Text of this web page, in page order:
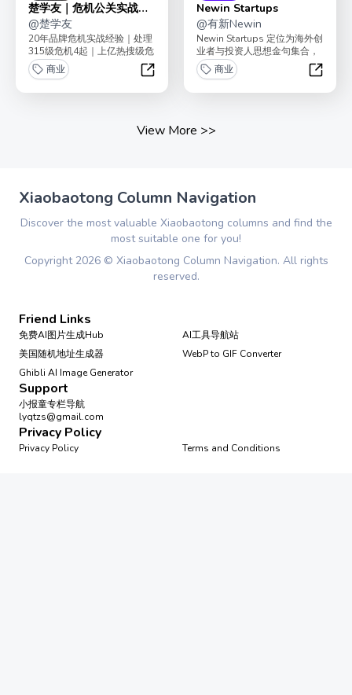
楚学友｜危机公关实战手
册
@楚学友
20年品牌危机实战经验｜处理
315级危机4起｜上亿热搜级危
机18起 前｜西贝品牌公关VP
锅圈食汇...
商业
楚学友｜危机公关实战手册
Newin Startups
@有新Newin
Newin Startups 定位为海外创
业者与投资人思想金句集合，
没有长篇大论，主要
以“Quest...
商业
Newin
View More >>
Xiaobaotong Column Navigation
Discover the most valuable Xiaobaotong columns and find the
most suitable one for you!
Copyright 2026© Xiaobaotong Column Navigation. All rights
reserved.
Friend Links
免费AI图片生成Hub
AI工具导航站
美国随机地址生成器
WebP to GIF Converter
Ghibli AI Image Generator
Support
小报童专栏导航
lyqtzs@gmail.com
Privacy Policy
Privacy Policy Terms and Conditions